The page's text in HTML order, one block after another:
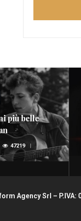
più belle
47219
Agency Srl – P.IVA: